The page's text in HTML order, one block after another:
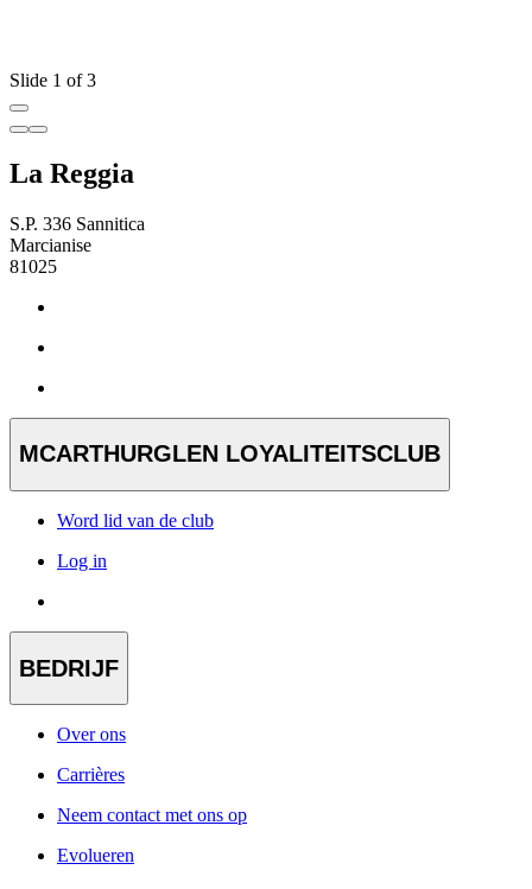
Slide 1 of 3
La Reggia
S.P. 336 Sannitica
Marcianise
81025
MCARTHURGLEN LOYALITEITSCLUB
Word lid van de club
Log in
BEDRIJF
Over ons
Carrières
Neem contact met ons op
Evolueren